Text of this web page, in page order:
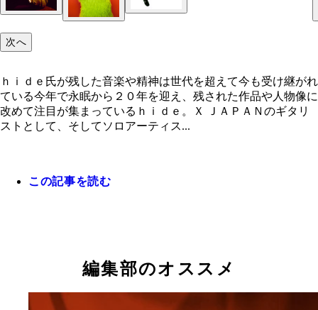
氏ったと語る大島氏
次へ
ｈｉｄｅ氏が残した音楽や精神は世代を超えて今も受け継がれ
ている今年で永眠から２０年を迎え、残された作品や人物像に
改めて注目が集まっているｈｉｄｅ。Ｘ ＪＡＰＡＮのギタリ
ストとして、そしてソロアーティス...
この記事を読む
編集部のオススメ